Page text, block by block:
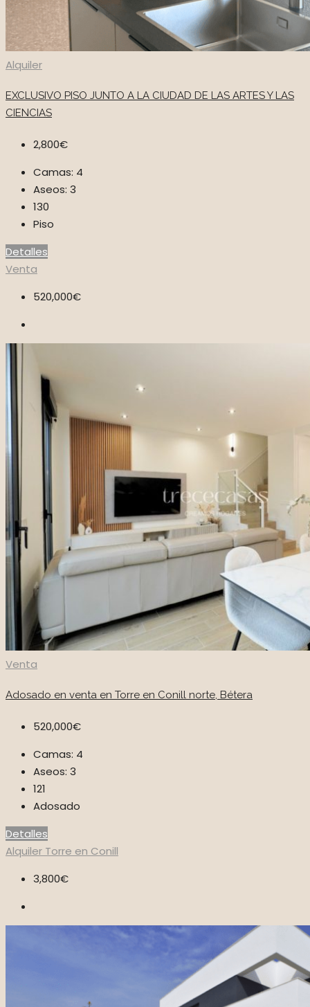
Alquiler
EXCLUSIVO PISO JUNTO A LA CIUDAD DE LAS ARTES Y LAS
CIENCIAS
2,800€
Camas: 4
Aseos: 3
130
Piso
Detalles
Venta
520,000€
Venta
Adosado en venta en Torre en Conill norte, Bétera
520,000€
Camas: 4
Aseos: 3
121
Adosado
Detalles
Alquiler Torre en Conill
3,800€